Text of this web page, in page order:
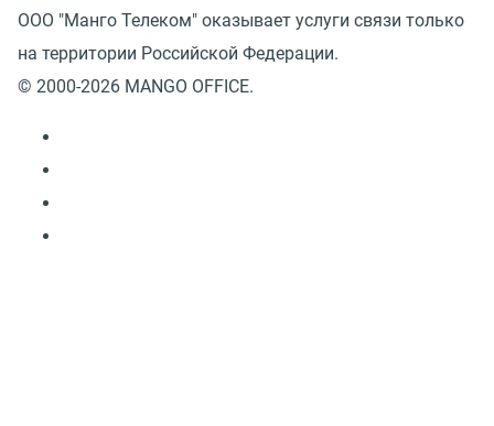
ООО "Манго Телеком" оказывает услуги связи только
на территории Российской Федерации.
© 2000-2026 MANGO OFFICE.